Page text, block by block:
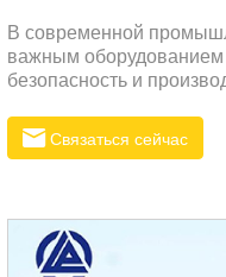
В современной
важным оборудованием
безопасность и
этой статье будет
производительностью, с
Связаться сейчас